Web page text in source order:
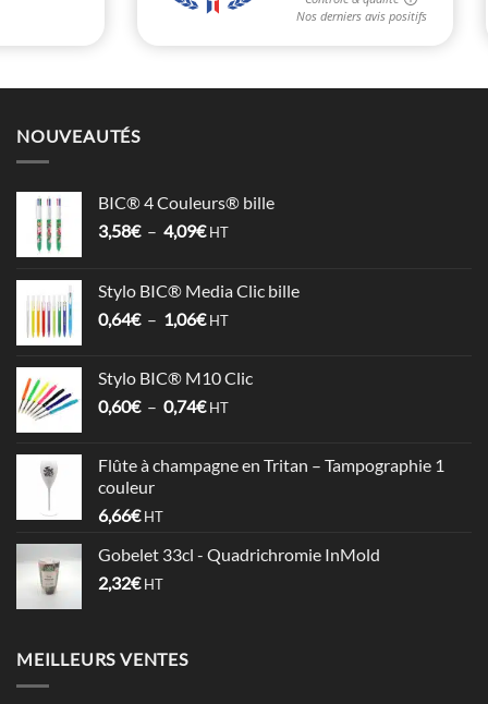
NOUVEAUTÉS
BIC® 4 Couleurs® bille
3,58€ – 4,09€Plage
3,58€
à
HT
Stylo BIC® Media Clic bille
0,64€ – 1,06€Plage
0,64€
à
HT
Stylo BIC® M10 Clic
0,60€ – 0,74€Plage
0,60€
HT
Flûte à champagne en Tritan – Tampographie 1
couleur
6,66€ HT
Gobelet 33cl - Quadrichromie InMold
2,32€ HT
MEILLEURS VENTES